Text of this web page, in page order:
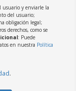
usuario y enviarle la
del usuario;
obligación legal;
derechos, como se
: Puede
en nuestra Política
.